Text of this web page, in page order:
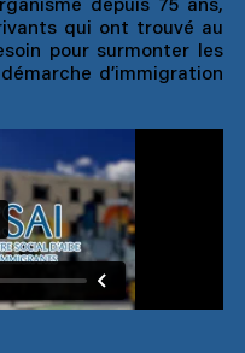
depuis 75 ans,
qui ont trouvé au
pour surmonter les
d’immigration